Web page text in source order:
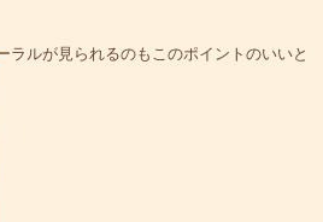
ルが見られるのもこのポイントのいいと